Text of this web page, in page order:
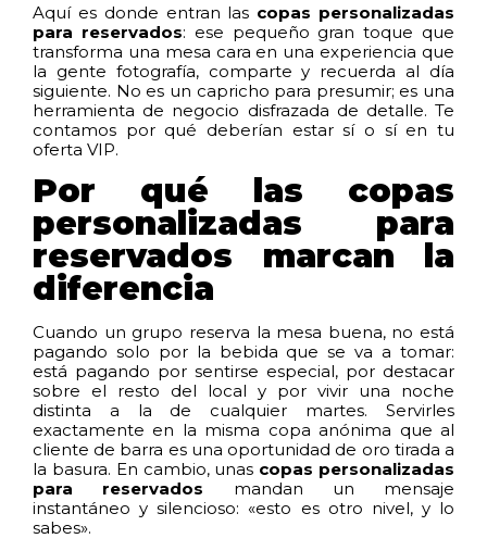
Aquí es donde entran las copas personalizadas
para reservados: ese pequeño gran toque que
transforma una mesa cara en una experiencia que
la gente fotografía, comparte y recuerda al día
siguiente. No es un capricho para presumir; es una
herramienta de negocio disfrazada de detalle. Te
contamos por qué deberían estar sí o sí en tu
oferta VIP.
Por qué las copas
personalizadas para
reservados marcan la
diferencia
Cuando un grupo reserva la mesa buena, no está
pagando solo por la bebida que se va a tomar:
está pagando por sentirse especial, por destacar
sobre el resto del local y por vivir una noche
distinta a la de cualquier martes. Servirles
exactamente en la misma copa anónima que al
cliente de barra es una oportunidad de oro tirada a
la basura. En cambio, unas copas personalizadas
para reservados mandan un mensaje
instantáneo y silencioso: «esto es otro nivel, y lo
sabes».